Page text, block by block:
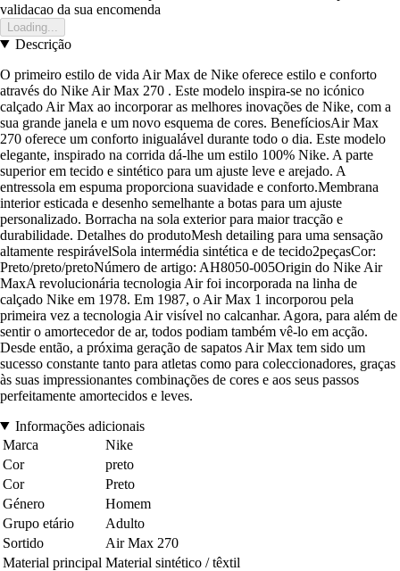
validacao da sua encomenda
Loading...
Descrição
O primeiro estilo de vida Air Max de Nike oferece estilo e conforto
através do Nike Air Max 270 . Este modelo inspira-se no icónico
calçado Air Max ao incorporar as melhores inovações de Nike, com a
sua grande janela e um novo esquema de cores. BenefíciosAir Max
270 oferece um conforto inigualável durante todo o dia. Este modelo
elegante, inspirado na corrida dá-lhe um estilo 100% Nike. A parte
superior em tecido e sintético para um ajuste leve e arejado. A
entressola em espuma proporciona suavidade e conforto.Membrana
interior esticada e desenho semelhante a botas para um ajuste
personalizado. Borracha na sola exterior para maior tracção e
durabilidade. Detalhes do produtoMesh detailing para uma sensação
altamente respirávelSola intermédia sintética e de tecido2peçasCor:
Preto/preto/pretoNúmero de artigo: AH8050-005Origin do Nike Air
MaxA revolucionária tecnologia Air foi incorporada na linha de
calçado Nike em 1978. Em 1987, o Air Max 1 incorporou pela
primeira vez a tecnologia Air visível no calcanhar. Agora, para além de
sentir o amortecedor de ar, todos podiam também vê-lo em acção.
Desde então, a próxima geração de sapatos Air Max tem sido um
sucesso constante tanto para atletas como para coleccionadores, graças
às suas impressionantes combinações de cores e aos seus passos
perfeitamente amortecidos e leves.
Informações adicionais
Marca
Nike
Cor
preto
Cor
Preto
Género
Homem
Grupo etário
Adulto
Sortido
Air Max 270
Material principal Material sintético / têxtil